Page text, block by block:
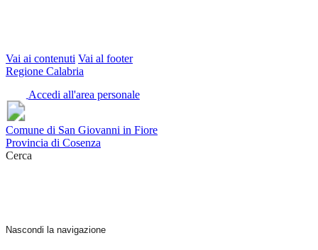
Vai ai contenuti Vai al footer
Regione Calabria
Accedi all'area personale
Comune di San Giovanni in Fiore
Provincia di Cosenza
Cerca
Nascondi la navigazione